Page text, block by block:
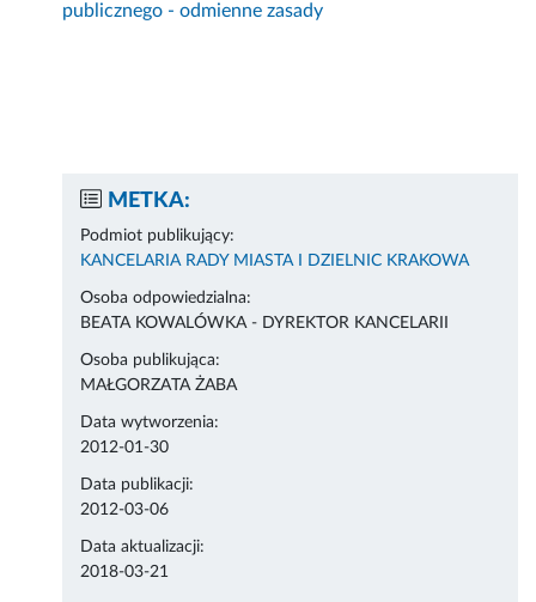
publicznego - odmienne zasady
METKA:
Podmiot publikujący:
KANCELARIA RADY MIASTA I DZIELNIC KRAKOWA
Osoba odpowiedzialna:
BEATA KOWALÓWKA - DYREKTOR KANCELARII
Osoba publikująca:
MAŁGORZATA ŻABA
Data wytworzenia:
2012-01-30
Data publikacji:
2012-03-06
Data aktualizacji:
2018-03-21